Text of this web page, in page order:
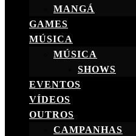
MANGÁ
GAMES
MÚSICA
MÚSICA
SHOWS
EVENTOS
VÍDEOS
OUTROS
CAMPANHAS